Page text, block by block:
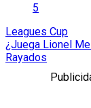
5
Leagues Cup
¿Juega Lionel
Rayados